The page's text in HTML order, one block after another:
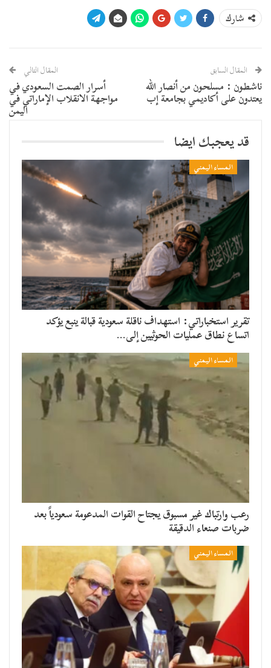
شارك
المقال السابق
ناشطون : مسلحون من أنصار الله
يعتدون على أكاديمي بجامعة إب
المقال التالي
أسرار الصمت السعودي في
مواجهة الانقلاب الإماراتي في
اليمن
قد يعجبك ايضا
المساء اليمني
تقرير استخباراتي: استهداف ناقلة سعودية قبالة ينبع يؤكد
اتساع نطاق عمليات الحوثيين إلى…
المساء اليمني
رعب وارتباك غير مسبوق يجتاح القوات المدعومة سعودياً بعد
ضربات صنعاء الدقيقة
المساء اليمني